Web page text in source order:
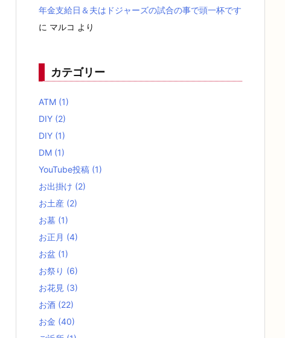
年金支給日＆夫はドジャーズの試合の事で頭一杯です
に マルコ より
カテゴリー
ATM (1)
DIY (2)
DIY (1)
DM (1)
YouTube投稿 (1)
お出掛け (2)
お土産 (2)
お墓 (1)
お正月 (4)
お盆 (1)
お祭り (6)
お花見 (3)
お酒 (22)
お金 (40)